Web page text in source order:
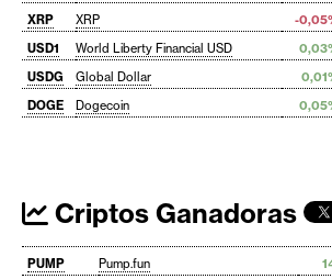
XRP
XRP -
USD1
World Liberty Financial USD
USDG
Global Dollar
DOGE
Dogecoin
Criptos Ganadoras
PUMP Pump.fun